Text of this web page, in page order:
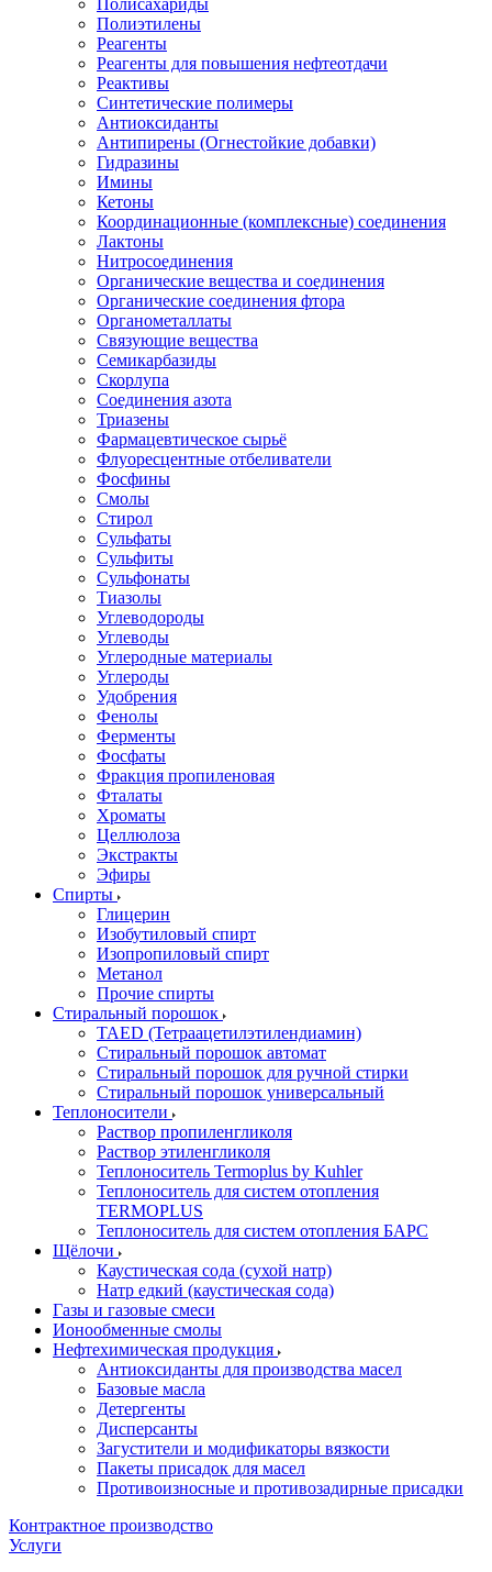
Полисахариды
Полиэтилены
Реагенты
Реагенты для повышения нефтеотдачи
Реактивы
Синтетические полимеры
Антиоксиданты
Антипирены (Огнестойкие добавки)
Гидразины
Имины
Кетоны
Координационные (комплексные) соединения
Лактоны
Нитросоединения
Органические вещества и соединения
Органические соединения фтора
Органометаллаты
Связующие вещества
Семикарбазиды
Скорлупа
Соединения азота
Триазены
Фармацевтическое сырьё
Флуоресцентные отбеливатели
Фосфины
Смолы
Стирол
Сульфаты
Сульфиты
Сульфонаты
Тиазолы
Углеводороды
Углеводы
Углеродные материалы
Углероды
Удобрения
Фенолы
Ферменты
Фосфаты
Фракция пропиленовая
Фталаты
Хроматы
Целлюлоза
Экстракты
Эфиры
Спирты
Глицерин
Изобутиловый спирт
Изопропиловый спирт
Метанол
Прочие спирты
Стиральный порошок
TAED (Тетраацетилэтилендиамин)
Стиральный порошок автомат
Стиральный порошок для ручной стирки
Стиральный порошок универсальный
Теплоносители
Раствор пропиленгликоля
Раствор этиленгликоля
Теплоноситель Termoplus by Kuhler
Теплоноситель для систем отопления
TERMOPLUS
Теплоноситель для систем отопления БАРС
Щёлочи
Каустическая сода (сухой натр)
Натр едкий (каустическая сода)
Газы и газовые смеси
Ионообменные смолы
Нефтехимическая продукция
Антиоксиданты для производства масел
Базовые масла
Детергенты
Дисперсанты
Загустители и модификаторы вязкости
Пакеты присадок для масел
Противоизносные и противозадирные присадки
Контрактное производство
Услуги